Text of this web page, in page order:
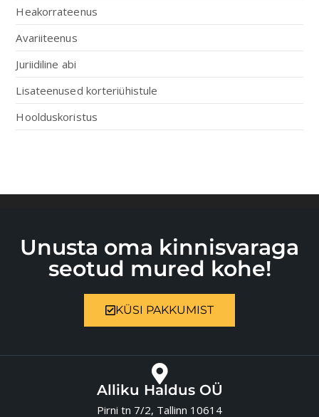
Heakorrateenus
Avariiteenus
Juriidiline abi
Lisateenused korteriühistule
Hoolduskoristus
Unusta oma kinnisvaraga
seotud mured kohe!
KÜSI PAKKUMIST
Alliku Haldus OÜ
Pirni tn 7/2, Tallinn 10614